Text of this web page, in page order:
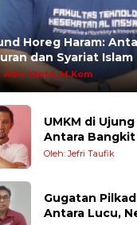
Horeg Haram:
dan Syariat Islam
Adri Yanto, M.Kom
UMKM di
Antara
Pelan-Pelan
Oleh: Jefri Taufik
Gugatan
Antara Lucu,